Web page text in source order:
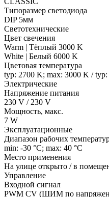
Типоразмер светодиода
DIP 5мм
Светотехнические
Цвет свечения
Warm | Тёплый 3000 K
White | Белый 6000 K
Цветовая температура
typ: 2700 K; max: 3000 K /
Электрические
Напряжение питания
230 V / 230 V
Мощность, макс.
7 W
Эксплуатационные
Диапазон рабочих
min: -30 °C; max: 40 °C
Место применения
На улице открыто / в
Управление
Входной сигнал
PWM СV (ШИМ по